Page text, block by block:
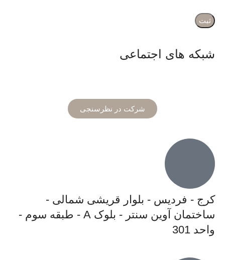
شبکه های اجتماعی
شرکت در نظرسنجی
کرج - فردیس - بلوار قریشی شمالی -
ساختمان آوین سنتر - بلوک A - طبقه سوم -
واحد 301